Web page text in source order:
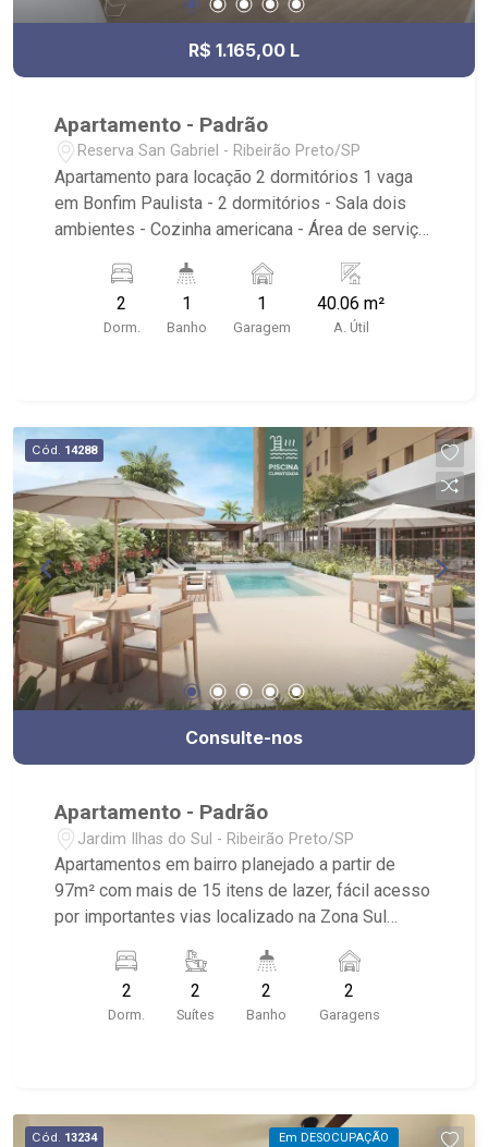
R$ 1.165,00 L
Apartamento - Padrão
Reserva San Gabriel - Ribeirão Preto/SP
Apartamento para locação 2 dormitórios 1 vaga
em Bonfim Paulista - 2 dormitórios - Sala dois
ambientes - Cozinha americana - Área de serviço
Condomínio com: - Piscina adulto e infantil - Pet
place - Playground - Espaço parkourt - Área
gourmet com Churrasqueira - Portaria 24hrs -
a 6 minutos do Ribeirão Shopping.
2
Dorm.
1
Banho
1
Garagem
40.06 m²
A. Útil
Cód. 14288
Consulte-nos
Apartamento - Padrão
Jardim Ilhas do Sul - Ribeirão Preto/SP
Apartamentos em bairro planejado a partir de
97m² com mais de 15 itens de lazer, fácil acesso
por importantes vias localizado na Zona Sul
com 2 suítes com 2 vagas - apartamentos
Padrão com 3 suítes com 2 vagas
2
Dorm.
2
Suítes
2
Banho
2
Garagens
Em DESOCUPAÇÃO
Cód. 13234